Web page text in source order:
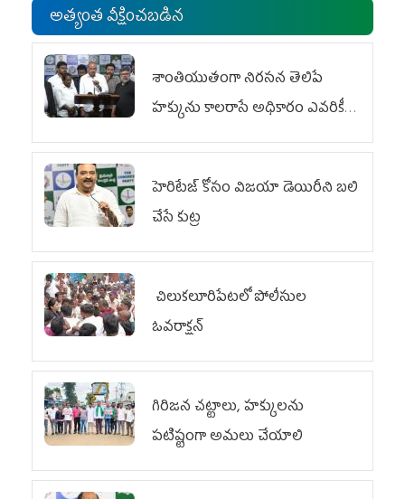
అత్యంత వీక్షించబడిన
శాంతియుతంగా నిరసన తెలిపే
హక్కును కాలరాసే అధికారం ఎవరికీ
లేదు
హెరిటేజ్ కోసం విజయా డెయిరీని బలి
చేసే కుట్ర‌
చిలుక‌లూరిపేట‌లో పోలీసుల
ఓవ‌రాక్ష‌న్‌
గిరిజన చట్టాలు, హక్కులను
పటిష్టంగా అమలు చేయాలి